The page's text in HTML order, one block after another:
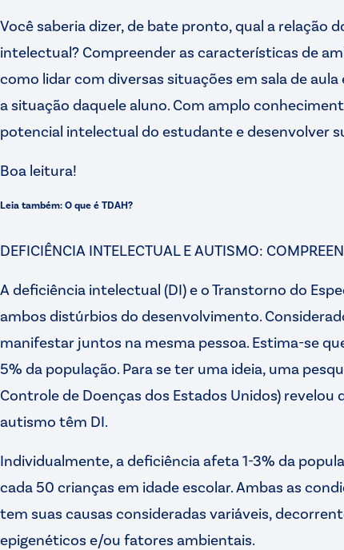
Você saberia dizer, de bate pronto, qual a relação
intelectual? Compreender as características de
como lidar com diversas situações em sala de
a situação daquele aluno. Com amplo
potencial intelectual do estudante e desenvolver
Boa leitura!
Leia também: O que é TDAH?
DEFICIÊNCIA INTELECTUAL E AUTISMO:
A deficiência intelectual (DI) e o Transtorno do
ambos distúrbios do desenvolvimento.
manifestar juntos na mesma pessoa. Estima-se
5% da população. Para se ter uma ideia, uma
Controle de Doenças dos Estados Unidos) revelou
autismo têm DI.
Individualmente, a deficiência afeta 1-3% da
cada 50 crianças em idade escolar. Ambas as
tem suas causas consideradas variáveis,
epigenéticos e/ou fatores ambientais.